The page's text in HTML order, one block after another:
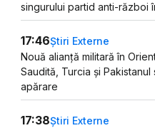
singurului partid anti-război
17:46Știri Externe
Nouă alianță militară în
Saudită, Turcia și
apărare
17:38Știri Externe